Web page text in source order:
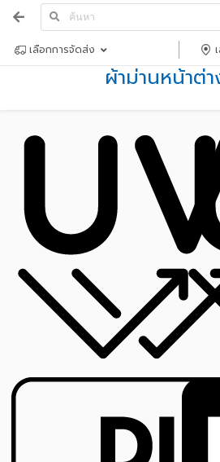
เลือกการจัดส่ง
ผ้าม่านหน้าต่